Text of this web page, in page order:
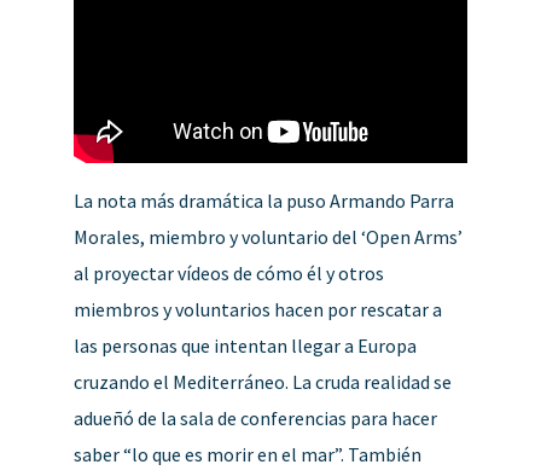
La nota más dramática la puso Armando Parra
Morales, miembro y voluntario del ‘Open Arms’
al proyectar vídeos de cómo él y otros
miembros y voluntarios hacen por rescatar a
las personas que intentan llegar a Europa
cruzando el Mediterráneo. La cruda realidad se
adueñó de la sala de conferencias para hacer
saber “lo que es morir en el mar”. También